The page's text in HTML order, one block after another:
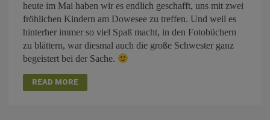
heute im Mai haben wir es endlich geschafft, uns mit zwei
fröhlichen Kindern am Dowesee zu treffen. Und weil es
hinterher immer so viel Spaß macht, in den Fotobüchern
zu blättern, war diesmal auch die große Schwester ganz
begeistert bei der Sache.
READ MORE